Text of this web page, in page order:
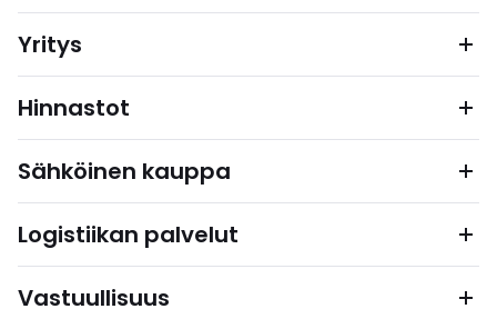
Yritys
Hinnastot
Sähköinen kauppa
Logistiikan palvelut
Vastuullisuus